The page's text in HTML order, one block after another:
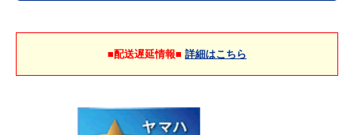
■配送遅延情報■ 詳細はこちら